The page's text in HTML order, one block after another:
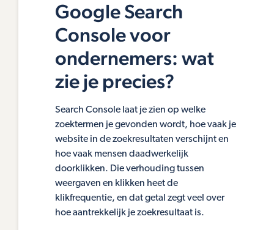
Google Search
Console voor
ondernemers: wat
zie je precies?
Search Console laat je zien op welke
zoektermen je gevonden wordt, hoe vaak je
website in de zoekresultaten verschijnt en
hoe vaak mensen daadwerkelijk
doorklikken. Die verhouding tussen
weergaven en klikken heet de
klikfrequentie, en dat getal zegt veel over
hoe aantrekkelijk je zoekresultaat is.